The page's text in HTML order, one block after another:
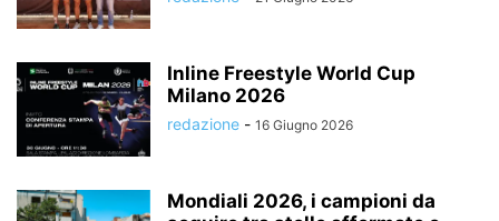
Inline Freestyle World Cup
Milano 2026
redazione - 16 Giugno 2026
Mondiali 2026, i campioni da